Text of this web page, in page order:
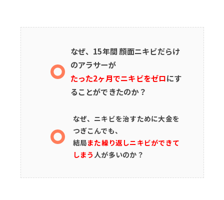
なぜ、15年間 顔面ニキビだらけ
のアラサーが
たった2ヶ月でニキビをゼロにす
ることができたのか？
なぜ、ニキビを治すために大金を
つぎこんでも、
結局また繰り返しニキビができて
しまう 人が多いのか？